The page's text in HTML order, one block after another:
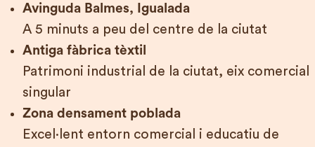
Avinguda Balmes, Igualada
A 5 minuts a peu del centre de la ciutat
Antiga fàbrica tèxtil
Patrimoni industrial de la ciutat, eix comercial
singular
Zona densament poblada
Excel·lent entorn comercial i educatiu de